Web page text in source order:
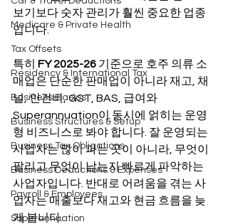
Medicare & Private Health
Tax Offsets
Residency & International Tax
Business Basics
Business Structures & Setup
Business Tax Obligations
Business Deductions & Expenses
Payroll & Employees
Superannuation
보기보다 숫자 관리가 훨씬 중요한 업종
입니다.
특히 FY 2025-26 기준으로 호주 의류 소
매업은 단순한 판매업이 아니라 재고, 채
널, 인건비, GST, BAS, 급여와
Superannuation이 동시에 얽히는 운영
형 비즈니스로 봐야 합니다. 잘 운영되는
사업자는 많이 파는 곳이 아니라, 무엇이
팔리고 무엇이 남는지 빠르게 파악하는
사업자입니다. 반대로 어려움을 겪는 사
업자는 매출보다 재고와 현금 흐름을 늦
게 봅니다.